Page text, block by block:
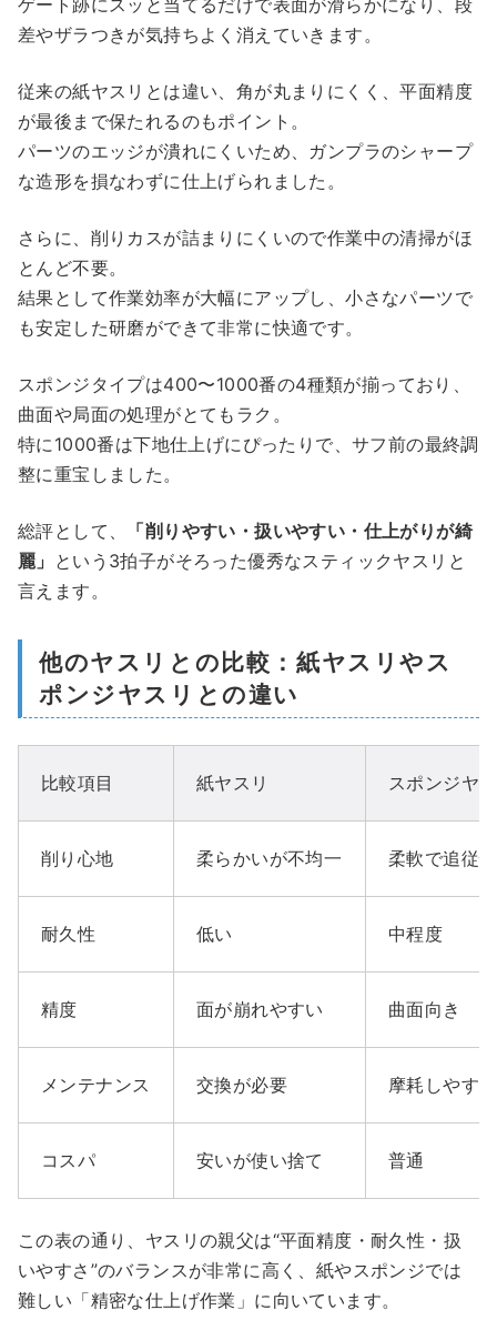
ゲート跡にスッと当てるだけで表面が滑らかになり、段
差やザラつきが気持ちよく消えていきます。
従来の紙ヤスリとは違い、角が丸まりにくく、平面精度
が最後まで保たれるのもポイント。
パーツのエッジが潰れにくいため、ガンプラのシャープ
な造形を損なわずに仕上げられました。
さらに、削りカスが詰まりにくいので作業中の清掃がほ
とんど不要。
結果として作業効率が大幅にアップし、小さなパーツで
も安定した研磨ができて非常に快適です。
スポンジタイプは400〜1000番の4種類が揃っており、
曲面や局面の処理がとてもラク。
特に1000番は下地仕上げにぴったりで、サフ前の最終調
整に重宝しました。
総評として、
「削りやすい・扱いやすい・仕上がりが綺
麗」 という3拍子がそろった優秀なスティックヤスリと
言えます。
他のヤスリとの比較：紙ヤスリやス
ポンジヤスリとの違い
比較項目 紙ヤスリ スポンジヤ
削り心地 柔らかいが不均一 柔軟で追従
耐久性 低い 中程度
精度 面が崩れやすい 曲面向き
メンテナンス 交換が必要 摩耗しやすい
コスパ 安いが使い捨て 普通
この表の通り、ヤスリの親父は“平面精度・耐久性・扱
いやすさ”のバランスが非常に高く、紙やスポンジでは
難しい「精密な仕上げ作業」に向いています。